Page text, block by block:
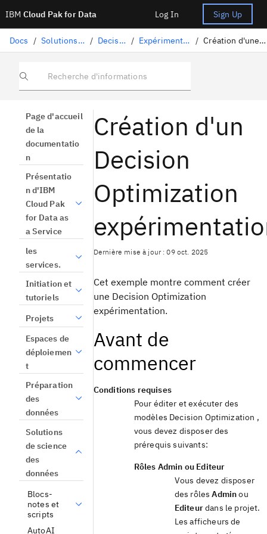
IBM Cloud Pak for Data Log In Sign Up
Docs / Solutions de science des données / Decision Optimization / Expérimentations Decision Optimization / Création d'une expérimentation Decision Optimization
Recherche d'informations
Page d'accueil
de la
documentatio
n
Présentatio
n d'IBM
Cloud Pak
for Data as
a Service
les
services.
Initiation et
tutoriels
Projets
Espaces de
déploiemen
t
Préparation
des
données
Solutions
de science
des
données
Blocs-
notes et
scripts
AutoAI
Création d'un
Decision
Optimization
Dernière mise à jour : 09 oct. 2025
Cet exemple montre comment créer
une Decision Optimization
expérimentation.
Avant de
commencer
Conditions requises
Pour éditer et exécuter des
modèles Decision Optimization ,
vous devez disposer des
prérequis suivants:
Rôles Admin ou Editeur
Vous devez disposer
des rôlesAdminou
Editeurdans le projet.
Les afficheurs de